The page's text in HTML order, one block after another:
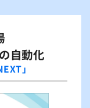
自動化
」